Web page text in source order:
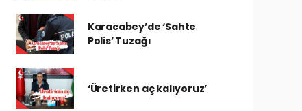
Karacabey’de ‘Sahte
Polis’ Tuzağı
‘Üretirken aç kalıyoruz’